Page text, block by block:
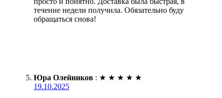
течение недели получила. Обязательно буду
обращаться снова!
Юра Олейников : ★ ★ ★ ★ ★
19.10.2025